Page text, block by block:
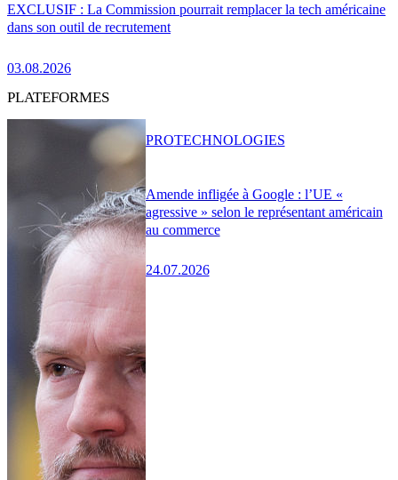
EXCLUSIF : La Commission pourrait remplacer la tech américaine
dans son outil de recrutement
03.08.2026
PLATEFORMES
Amende infligée à Google : l’UE «
agressive » selon le représentant américain
au commerce
24.07.2026
PROTECHNOLOGIES